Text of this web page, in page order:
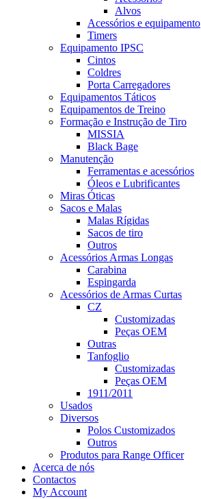
Alvos
Acessórios e equipamento
Timers
Equipamento IPSC
Cintos
Coldres
Porta Carregadores
Equipamentos Táticos
Equipamentos de Treino
Formação e Instrução de Tiro
MISSIA
Black Bage
Manutenção
Ferramentas e acessórios
Óleos e Lubrificantes
Miras Óticas
Sacos e Malas
Malas Rígidas
Sacos de tiro
Outros
Acessórios Armas Longas
Carabina
Espingarda
Acessórios de Armas Curtas
CZ
Customizadas
Peças OEM
Outras
Tanfoglio
Customizadas
Peças OEM
1911/2011
Usados
Diversos
Polos Customizados
Outros
Produtos para Range Officer
Acerca de nós
Contactos
My Account